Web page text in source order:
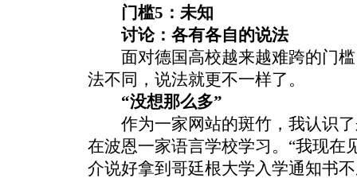
门槛5：未知
讨论：各有各自的说法
面对德国高校越来越难跨的门槛
法不同，说法就更不一样了。
“没想那么多”
作为一家网站的斑竹，我认识了
在波恩一家语言学校学习。“我现在
介说好拿到哥廷根大学入学通知书